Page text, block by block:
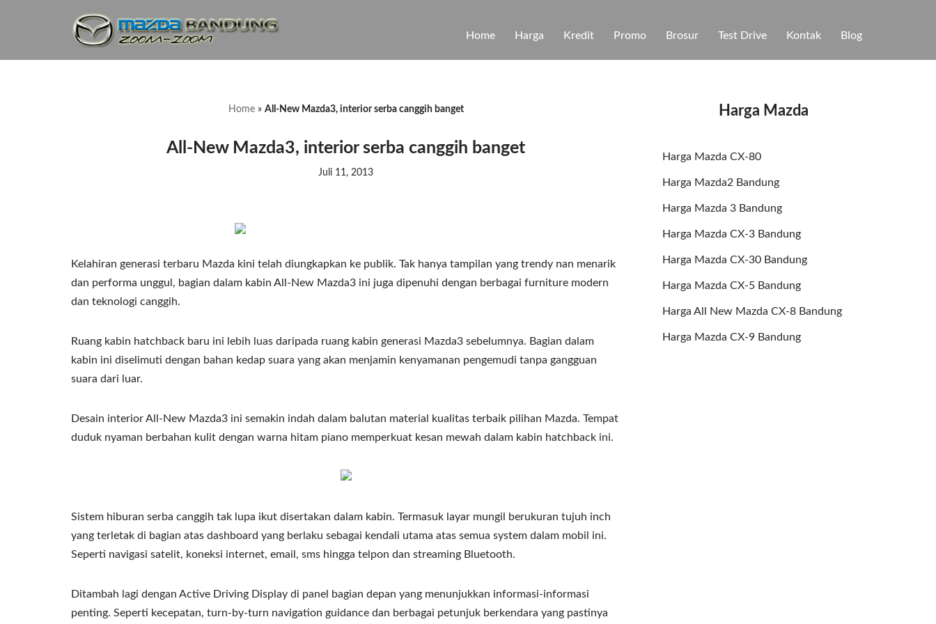
Home Harga Kredit Promo Brosur Test Drive Kontak Blog
Home» All-New Mazda3, interior serba canggih banget
All-New Mazda3, interior serba canggih banget
Juli 11, 2013
Kelahiran generasi terbaru Mazda kini telah diungkapkan ke publik. Tak hanya tampilan yang trendy nan menarik
dan performa unggul, bagian dalam kabin All-New Mazda3 ini juga dipenuhi dengan berbagai furniture modern
dan teknologi canggih.
Ruang kabin hatchback baru ini lebih luas daripada ruang kabin generasi Mazda3 sebelumnya. Bagian dalam
kabin ini diselimuti dengan bahan kedap suara yang akan menjamin kenyamanan pengemudi tanpa gangguan
suara dari luar.
Desain interior All-New Mazda3 ini semakin indah dalam balutan material kualitas terbaik pilihan Mazda. Tempat
duduk nyaman berbahan kulit dengan warna hitam piano memperkuat kesan mewah dalam kabin hatchback ini.
Sistem hiburan serba canggih tak lupa ikut disertakan dalam kabin. Termasuk layar mungil berukuran tujuh inch
yang terletak di bagian atas dashboard yang berlaku sebagai kendali utama atas semua system dalam mobil ini.
Seperti navigasi satelit, koneksi internet, email, sms hingga telpon dan streaming Bluetooth.
Ditambah lagi dengan Active Driving Display di panel bagian depan yang menunjukkan informasi-informasi
penting. Seperti kecepatan, turn-by-turn navigation guidance dan berbagai petunjuk berkendara yang pastinya
Harga Mazda
Harga Mazda CX-80
Harga Mazda2 Bandung
Harga Mazda 3 Bandung
Harga Mazda CX-3 Bandung
Harga Mazda CX-30 Bandung
Harga Mazda CX-5 Bandung
Harga All New Mazda CX-8 Bandung
Harga Mazda CX-9 Bandung